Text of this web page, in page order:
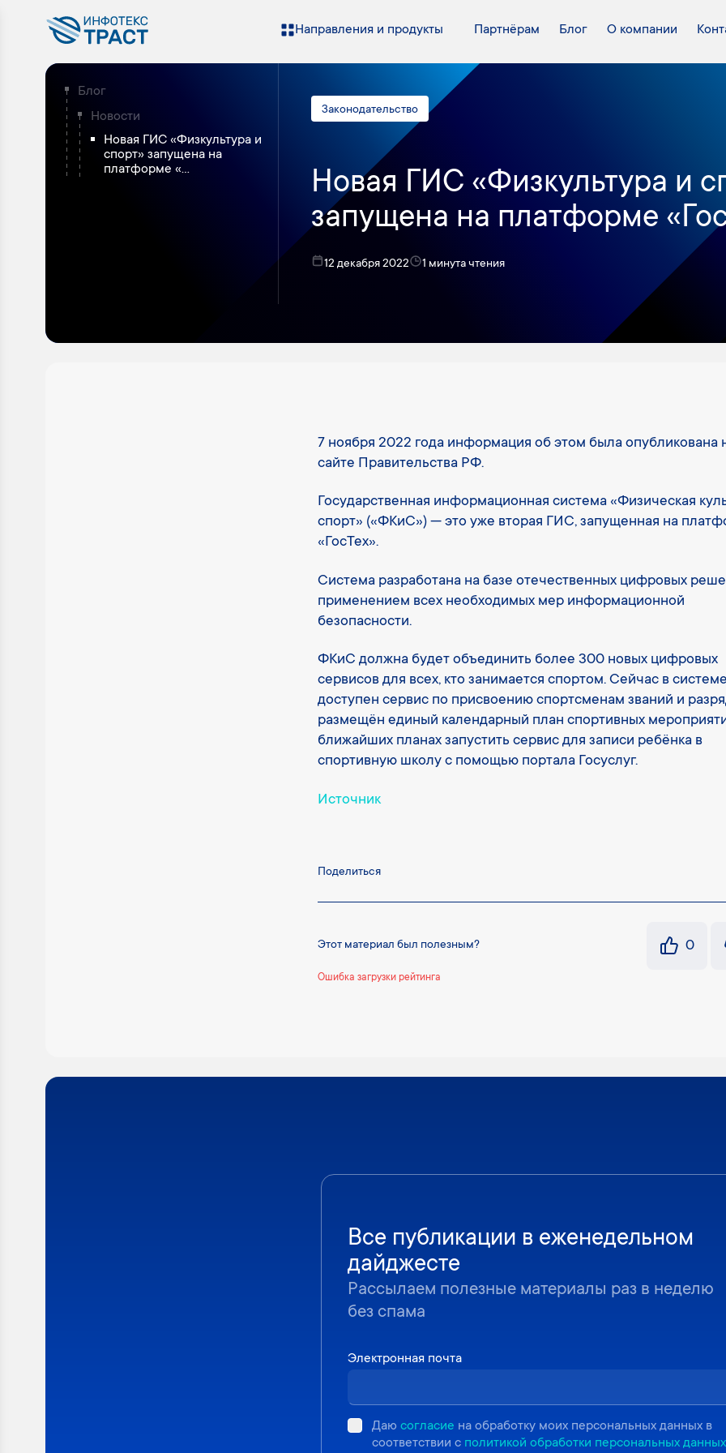
Направления и продукты Партнёрам Блог О компании
Блог
Новости
Новая ГИС «Физкультура и
спорт» запущена на
платформе «...
Законодательство
Новая ГИС «Физкультура и
запущена на платформе
12 декабря 2022 1 минута чтения
7 ноября 2022 года информация об этом была опубликована
сайте Правительства РФ.
Государственная информационная система «Физическая
спорт» («ФКиС») — это уже вторая ГИС, запущенная на
«ГосТех».
Система разработана на базе отечественных цифровых
применением всех необходимых мер информационной
безопасности.
ФКиС должна будет объединить более 300 новых цифровых
сервисов для всех, кто занимается спортом. Сейчас в
доступен сервис по присвоению спортсменам званий и
размещён единый календарный план спортивных
ближайших планах запустить сервис для записи ребёнка в
спортивную школу с помощью портала Госуслуг.
Источник
Поделиться
Этот материал был полезным? 0
Ошибка загрузки рейтинга
Все публикации в еженедельном
дайджесте
Рассылаем полезные материалы раз в неделю
без спама
Электронная почта
Даю согласие на обработку моих персональных данных в
соответствии с политикой обработки персональных данных